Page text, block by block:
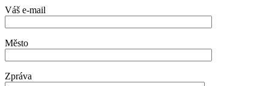
Váš e-mail
Město
Zpráva